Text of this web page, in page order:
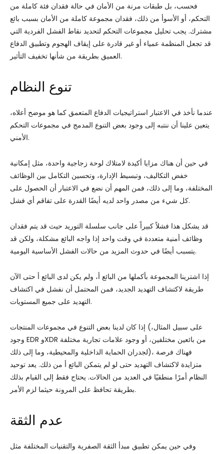
فحسب، بل طبقات مرنة من الأمان في حالة فقدان فئة كاملة من
التحكم، أو الأسوأ من ذلك، فقدان مجموعة كاملة من الأمان بسبب بائع
مشترك. يجب تحليل مجموعات التحكم لتحديد نقاط الفشل الفردية التي
قد تجعل المنظمة عمياء أو غير قادرة على إيقاف الهجوم وتطبيق الدفاع
العميق بطريقة من شأنها تخفيف التأثير.
تنوع النظام
عندما نأخذ في الاعتبار استراتيجيات الدفاع المتعمق كما هو موضح أعلاه،
يتعين علينا أن ننتبه إلى وجود بعض التنوع المدمج في مجموعات التحكم
الأمني.
في حين أن هناك مزايا أكيدة لامتلاك لوحة زجاجية واحدة، مثل إمكانية
خفض التكاليف، وتبسيط الإدارة، وتحسين التكامل بين الوظائف
المختلفة، وما إلى ذلك، فمن المهم أن نضع في الاعتبار أن الحصول على
كل شيء من مصدر واحد لديه أيضًا القدرة على تفاقم أي فشل.
قد يشكل هذا فشلاً كبيراً على جانب سلسلة التوريد حيث قد يتم فقدان
وظائف أمنية متعددة في وقت واحد إذا واجه البائع مشكلة، ولكن قد
يتسبب أيضًا في حدوث المزيد من حالات الفشل الأساسية اليومية.
إذا اشترينا المجموعة بأكملها من البائع أ، ولم يكن لدى البائع أ حتى الآن
طريقة لاكتشاف التهديد الجديد، فمن المحتمل أن نفشل في اكتشاف
التهديد على جميع المستويات.
إذا كان لدينا بعض التنوع في مجموعات المنتجات (على سبيل المثال،
وجود EDR وXDR من بائعين مختلفين، أو وجود علامات تجارية مختلفة
لجدران الحماية الداخلية والمحيطية، وما إلى ذلك)، فهناك فرصة
متزايدة لاكتشاف التهديد حتى لو لم يتمكن البائع أ من ذلك. يعد توحيد
النظام أمرًا منطقيًا في العديد من الحالات. يحتاج فقط إلى القيام بذلك
بطريقة تحافظ على المرونة حيثما لزم الأمر.
عدم الثقة
وفي حين يمكن تطبيق مبدأ الثقة الصفرية والتقنيات المختلفة مثل